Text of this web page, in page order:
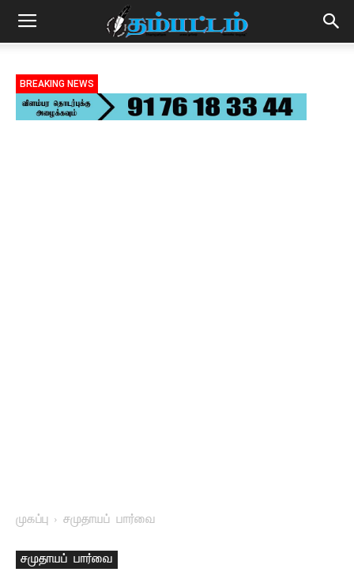
BREAKING NEWS
முகப்பு சமுதாயப் பார்வை
சமுதாயப் பார்வை